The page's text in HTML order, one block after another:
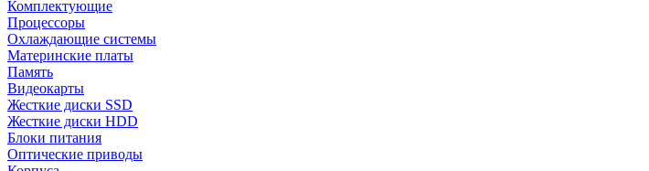
Комплектующие
Процессоры
Охлаждающие системы
Материнские платы
Память
Видеокарты
Жесткие диски SSD
Жесткие диски HDD
Блоки питания
Оптические приводы